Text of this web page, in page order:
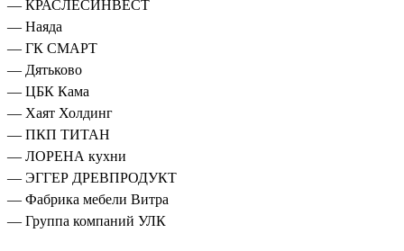
— КРАСЛЕСИНВЕСТ
— Наяда
— ГК СМАРТ
— Дятьково
— ЦБК Кама
— Хаят Холдинг
— ПКП ТИТАН
— ЛОРЕНА кухни
— ЭГГЕР ДРЕВПРОДУКТ
— Фабрика мебели Витра
— Группа компаний УЛК